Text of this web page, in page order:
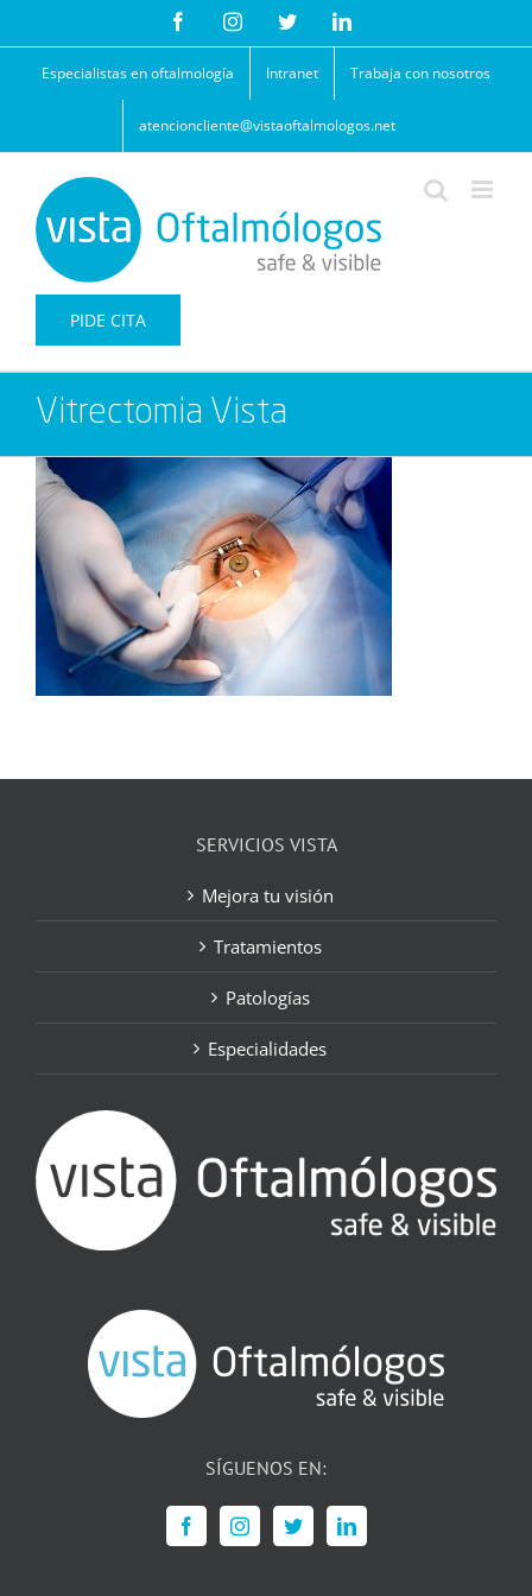
contenido
FacebookInstagramTwitterLinkedIn
Especialistas en oftalmología Intranet Trabaja con nosotros
atencioncliente@vistaoftalmologos.net
PIDE CITA
Vitrectomia Vista
SERVICIOS VISTA
Mejora tu visión
Tratamientos
Patologías
Especialidades
SÍGUENOS EN: